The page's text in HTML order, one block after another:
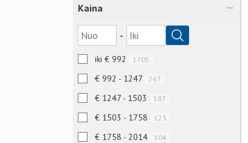
Kaina
-
iki € 992 1705
€ 992 - 1247 267
€ 1247 - 1503 187
€ 1503 - 1758 123
€ 1758 - 2014 104